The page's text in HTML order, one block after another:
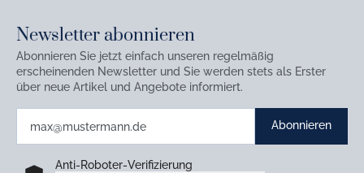
Newsletter abonnieren
Abonnieren Sie jetzt einfach unseren regelmäßig
erscheinenden Newsletter und Sie werden stets als Erster
über neue Artikel und Angebote informiert.
Abonnieren
Anti-Roboter-Verifizierung